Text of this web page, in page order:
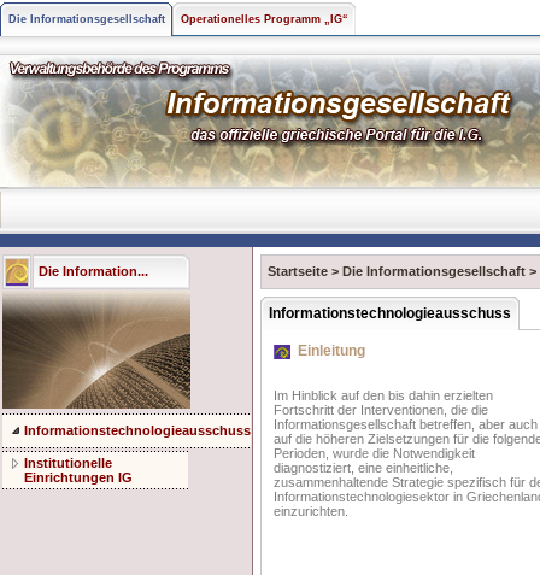
Die Informationsgesellschaft Operationelles Programm „IG“
Die Information...
Informationstechnologieausschuss
Institutionelle
Einrichtungen IG
Startseite > Die Informationsgesellschaft >
Informationstechnologieausschuss
Einleitung
Im Hinblick auf den bis dahin erzielten
Fortschritt der Interventionen, die die
Informationsgesellschaft betreffen, aber auch
auf die höheren Zielsetzungen für die
Perioden, wurde die Notwendigkeit
diagnostiziert, eine einheitliche,
zusammenhaltende Strategie spezifisch für
Informationstechnologiesektor in
einzurichten.